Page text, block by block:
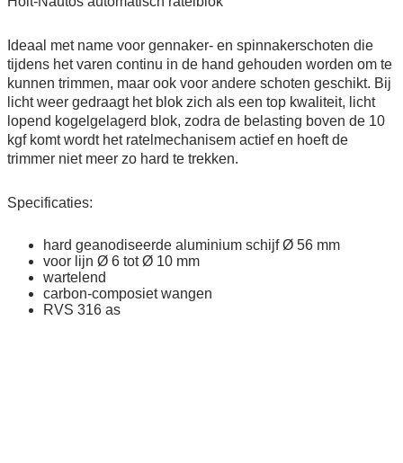
Ideaal met name voor gennaker- en spinnakerschoten die
tijdens het varen continu in de hand gehouden worden om te
kunnen trimmen, maar ook voor andere schoten geschikt. Bij
licht weer gedraagt het blok zich als een top kwaliteit, licht
lopend kogelgelagerd blok, zodra de belasting boven de 10
kgf komt wordt het ratelmechanisem actief en hoeft de
trimmer niet meer zo hard te trekken.
Specificaties:
hard geanodiseerde aluminium schijf Ø 56 mm
voor lijn Ø 6 tot Ø 10 mm
wartelend
carbon-composiet wangen
RVS 316 as